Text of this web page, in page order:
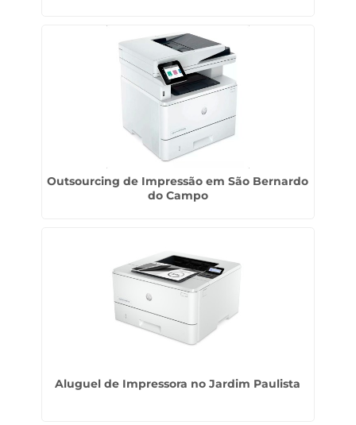
Outsourcing de Impressão em São Bernardo
do Campo
Aluguel de Impressora no Jardim Paulista